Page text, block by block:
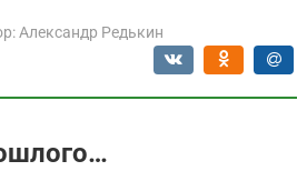
Александр Редькин